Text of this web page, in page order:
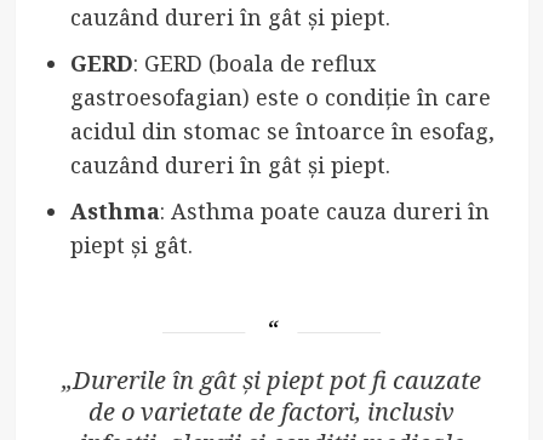
cauzând dureri în gât și piept.
GERD: GERD (boala de reflux
gastroesofagian) este o condiție în care
acidul din stomac se întoarce în esofag,
cauzând dureri în gât și piept.
Asthma: Asthma poate cauza dureri în
piept și gât.
„Durerile în gât și piept pot fi cauzate
de o varietate de factori, inclusiv